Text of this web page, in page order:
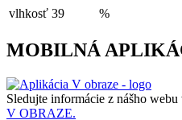
vlhkosť 39 %
MOBILNÁ
Sledujte informácie z nášho webu
V OBRAZE.